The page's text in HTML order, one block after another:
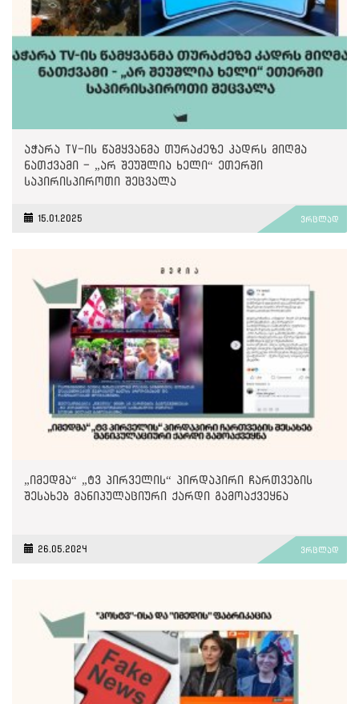
აჭარა TV-ის წამყვანმა თურაძეზე კადრს მიღმა
ნათქვამი - „არ შეუშლია ხელი“ ეთერში
საპირისპიროთი შეცვალა
15.01.2025 ვრცლად
„იმედმა“ „ტვ პირველის“ პირდაპირი ჩართვების
შესახებ მანიპულაციური ქარდი გამოაქვეყნა
26.05.2024 ვრცლად